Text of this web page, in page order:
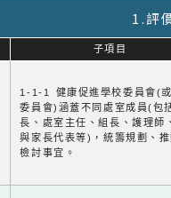
1.評
子項目
1-1-1 健康促進學校委員會(
委員會)涵蓋不同處室成員(包
長、處室主任、組長、護理師
與家長代表等)，統籌規劃、
檢討事宜。